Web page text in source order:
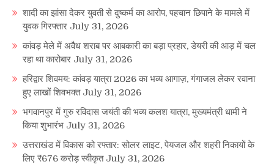
शादी का झांसा देकर युवती से दुष्कर्म का आरोप, पहचान छिपाने के मामले में
युवक गिरफ्तार July 31, 2026
कांवड़ मेले में अवैध शराब पर आबकारी का बड़ा प्रहार, डेयरी की आड़ में चल
रहा था कारोबार July 31, 2026
हरिद्वार शिवमय: कांवड़ यात्रा 2026 का भव्य आगाज़, गंगाजल लेकर रवाना
हुए लाखों शिवभक्त July 31, 2026
भगवानपुर में गुरु रविदास जयंती की भव्य कलश यात्रा, मुख्यमंत्री धामी ने
किया शुभारंभ July 31, 2026
उत्तराखंड में विकास को रफ्तार: सोलर लाइट, पेयजल और शहरी निकायों के
लिए ₹676 करोड़ स्वीकृत July 31, 2026